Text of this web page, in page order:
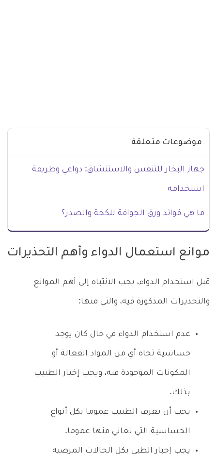
موضوعات متعلقة
جهاز البخار للتنفس والاستنشاق: دواعي وطريقة
استخدامه
ما هي فوائد ورق الجوافة للكحة والصدر؟
موانع استعمال الدواء وأهم التحذيرات
قبل استخدام الدواء، يجب الانتباه إلى أهم الموانع
والتحذيرات المذكورة فيه، والتي منها:
عدم استخدام الدواء في حال كان يوجد
حساسية تجاه أي من المواد الفعالة أو
المكونات الموجودة فيه، ويجب إخبار الطبيب
بذلك.
يجب أن يعرف الطبيب عموما بكل أنواع
الحساسية التي تعاني منها عموما.
يجب إخبار الطبي بكل الحالات المرضية